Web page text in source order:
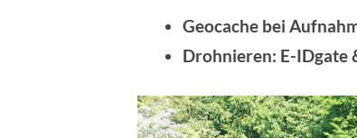
Geocache bei
Drohnieren: E-IDgate